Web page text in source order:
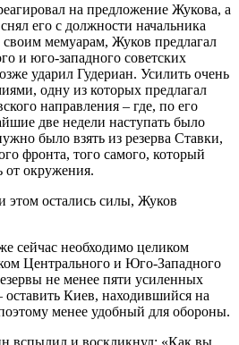
на предложение Жукова, а
его с должности начальника
своим мемуарам, Жуков предлагал
и юго-западного советских
ударил Гудериан. Усилить очень
одну из которых предлагал
направления – где, по его
две недели наступать было
было взять из резерва Ставки,
фронта, того самого, который
от окружения.
этом остались силы, Жуков
сейчас необходимо целиком
Центрального и Юго-Западного
не менее пяти усиленных
оставить Киев, находившийся на
менее удобный для обороны.
вспылил и воскликнул: «Как вы